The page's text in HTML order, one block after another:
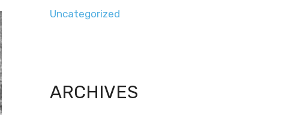
Uncategorized
ARCHIVES